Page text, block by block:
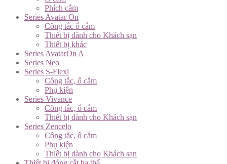
Phích cắm
Series Avatar On
Công tắc ổ cắm
Thiết bị dành cho Khách sạn
Thiết bị khác
Series AvatarOn A
Series Neo
Series S-Flexi
Công tắc, ổ cắm
Phụ kiện
Series Vivance
Công tắc, ổ cắm
Thiết bị dành cho Khách sạn
Series Zencelo
Công tắc, ổ cắm
Phụ kiện
Thiết bị dành cho Khách sạn